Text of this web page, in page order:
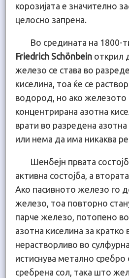
корозијата е значително
целосно запрена.
Во средината на 1800-
Friedrich Schönbein открил
железо се става во
киселина, тоа ќе се
водород, но ако железото
концентрирана азотна
врати во разредена
или нема да има никаква
Шенбејн првата
активна состојба, а
Ако пасивното железо го
железо, тоа повторно
парче железо, потопено
азотна киселина за кратко
нерастворливо во
истиснува метално
сребрена сол, така што